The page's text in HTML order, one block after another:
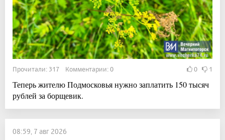
Прочитали: 317 Комментарии: 0 0 1
Теперь жителю Подмосковья нужно заплатить 150 тысяч
рублей за борщевик.
08:59, 7 авг 2026